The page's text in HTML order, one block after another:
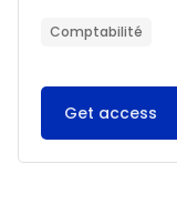
Comptabilité
Get access